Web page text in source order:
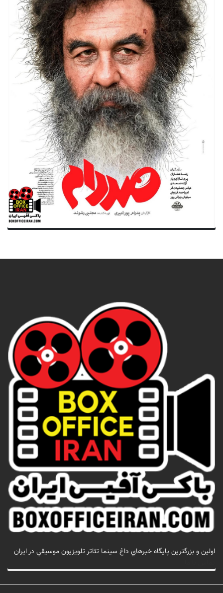
اولين و بزرگترين پايگاه خبرهاي داغ سينما تئاتر تلويزيون موسيقي در ايران